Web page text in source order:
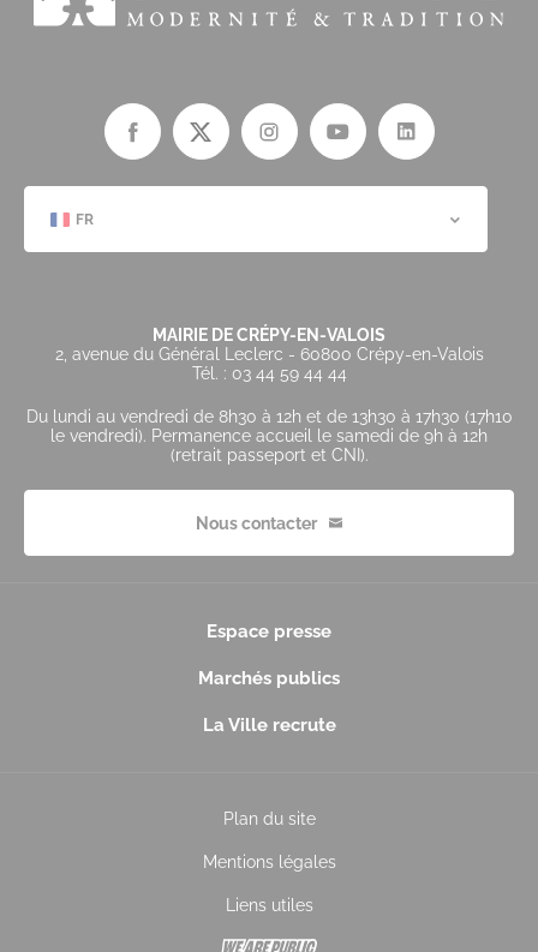
FR
MAIRIE DE CRÉPY-EN-VALOIS
2, avenue du Général Leclerc - 60800 Crépy-en-Valois
Tél. : 03 44 59 44 44
Du lundi au vendredi de 8h30 à 12h et de 13h30 à 17h30 (17h10
le vendredi). Permanence accueil le samedi de 9h à 12h
(retrait passeport et CNI).
Nous contacter
Espace presse
Marchés publics
La Ville recrute
Plan du site
Mentions légales
Liens utiles